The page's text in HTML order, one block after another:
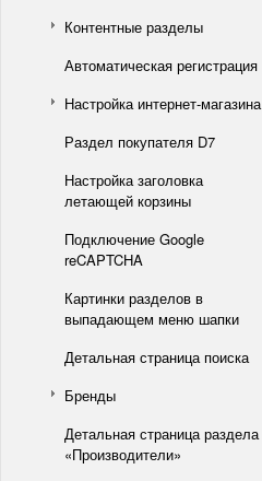
Контентные разделы
Автоматическая регистрация
Настройка интернет-магазина
Раздел покупателя D7
Настройка заголовка
летающей корзины
Подключение Google
reCAPTCHA
Картинки разделов в
выпадающем меню шапки
Детальная страница поиска
Бренды
Детальная страница раздела
«Производители»